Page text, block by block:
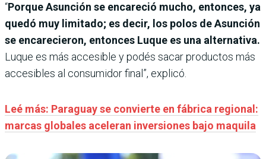
“Porque Asunción se encareció mucho, entonces, ya
quedó muy limitado; es decir, los polos de Asunción
se encarecieron, entonces Luque es una alternativa.
Luque es más accesible y podés sacar productos más
accesibles al consumidor final”, explicó.
Leé más: Paraguay se convierte en fábrica regional:
marcas globales aceleran inversiones bajo maquila